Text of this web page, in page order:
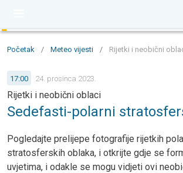
Početak / Meteo vijesti / Rijetki i neobični
17:00 24. prosinca 2023.
Rijetki i neobični oblaci
Sedefasti-polarni
Pogledajte prelijepe fotografije rijetkih
stratosferskih oblaka, i otkrijte gdje se
uvjetima, i odakle se mogu vidjeti ovi